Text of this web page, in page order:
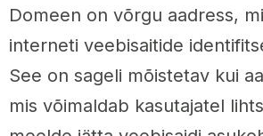
Domeen on võrgu aadress,
interneti veebisaitide
See on sageli mõistetav kui
mis võimaldab kasutajatel